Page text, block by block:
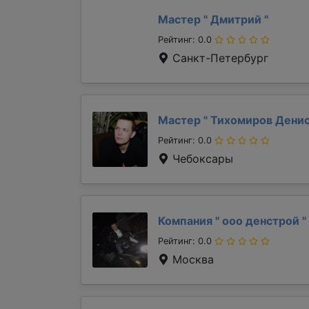
Мастер " Дмитрий "
Рейтинг: 0.0
Санкт-Петербург
Мастер " Тихомиров
Рейтинг: 0.0
Чебоксары
Компания " ооо денстрой "
Рейтинг: 0.0
Москва